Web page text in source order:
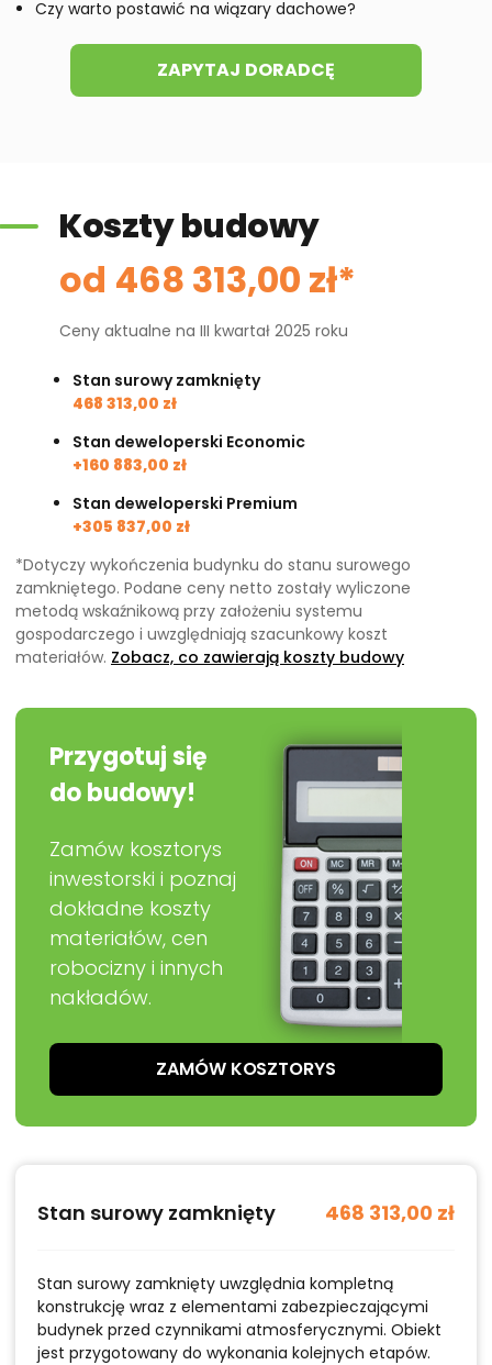
Czy warto postawić na wiązary dachowe?
ZAPYTAJ DORADCĘ
Koszty budowy
od 468 313,00 zł*
Ceny aktualne na III kwartał 2025 roku
Stan surowy zamknięty
468 313,00 zł
Stan deweloperski Economic
+160 883,00 zł
Stan deweloperski Premium
+305 837,00 zł
*Dotyczy wykończenia budynku do stanu surowego
zamkniętego. Podane ceny netto zostały wyliczone
metodą wskaźnikową przy założeniu systemu
gospodarczego i uwzględniają szacunkowy koszt
materiałów. Zobacz, co zawierają koszty budowy
Przygotuj się
do budowy!
Zamów kosztorys
inwestorski i poznaj
dokładne koszty
materiałów, cen
robocizny i innych
nakładów.
ZAMÓW KOSZTORYS
Stan surowy zamknięty 468 313,00 zł
Stan surowy zamknięty uwzględnia kompletną
konstrukcję wraz z elementami zabezpieczającymi
budynek przed czynnikami atmosferycznymi. Obiekt
jest przygotowany do wykonania kolejnych etapów.